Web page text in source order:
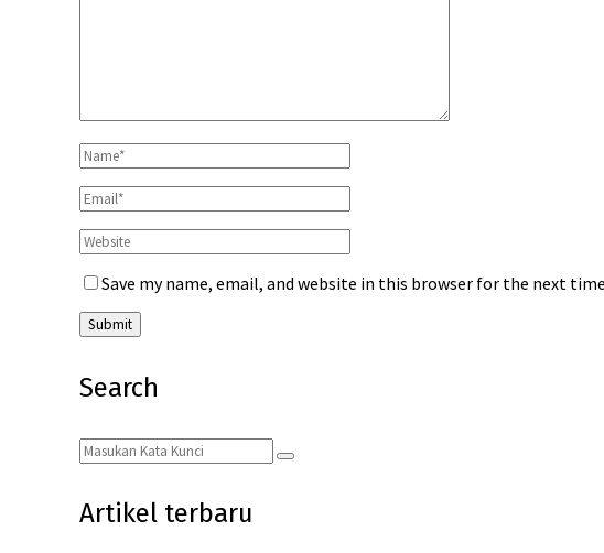
Save my name, email, and website in this browser for the next
Search
Search
for:
Search
Artikel terbaru